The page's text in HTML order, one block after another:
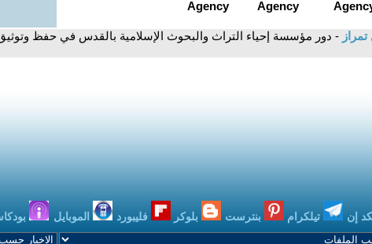
- دور مؤسسة إحياء التراث والبحوث الإسلامية بالقدس في حفظ
إن تيلكرام بنترست بلوكر فليبورد الموبايل